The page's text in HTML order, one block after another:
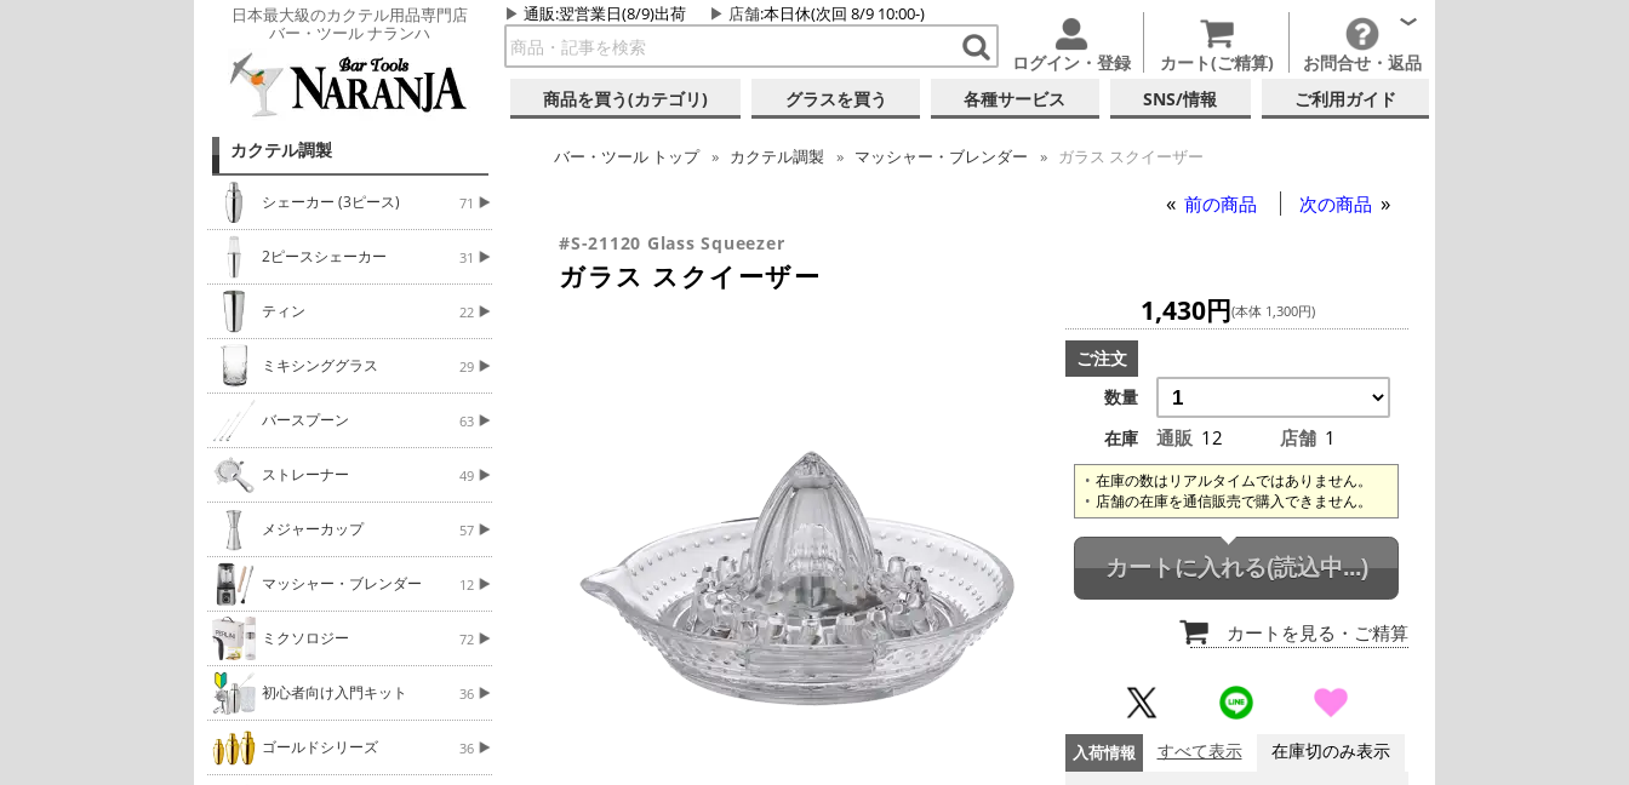
日本最大級のカクテル用品専門店
バー・ツール ナランハ
通販:翌営業日(8/9)出荷 店舗:本日休(次回 8/9 10:00-)
ログイン・登録 カート(ご精算) お問合せ・返品
商品を買う(カテゴリ) グラスを買う 各種サービス SNS/情報 ご利用ガイド
カクテル調製
シェーカー (3ピース) 71
2ピースシェーカー 31
ティン 22
ミキシンググラス 29
バースプーン 63
ストレーナー 49
メジャーカップ 57
マッシャー・ブレンダー 12
ミクソロジー 72
初心者向け入門キット 36
ゴールドシリーズ 36
バー・ツール トップ カクテル調製 マッシャー・ブレンダー ガラス スクイーザー
前の商品 次の商品
#S-21120 Glass Squeezer
ガラス スクイーザー
1,430円(本体 1,300円)
ご注文
数量
在庫
通販 12 店舗 1
在庫の数はリアルタイムではありません。
店舗の在庫を通信販売で購入できません。
カートに入れる(読込中...)
カートを見る ・ご精算
入荷情報 すべて表示 在庫切のみ表示